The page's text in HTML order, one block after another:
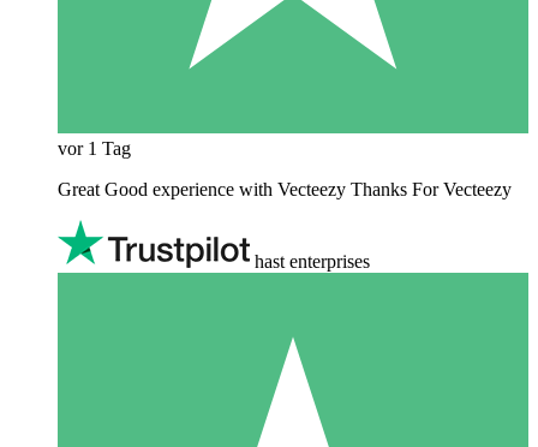
vor 1 Tag
Great Good experience with Vecteezy Thanks For Vecteezy
hast enterprises